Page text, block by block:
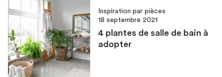
Inspiration par pièces
18 septembre 2021
4 plantes de salle de bain à
adopter